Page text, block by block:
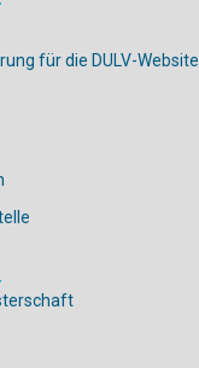
für die DULV-Website